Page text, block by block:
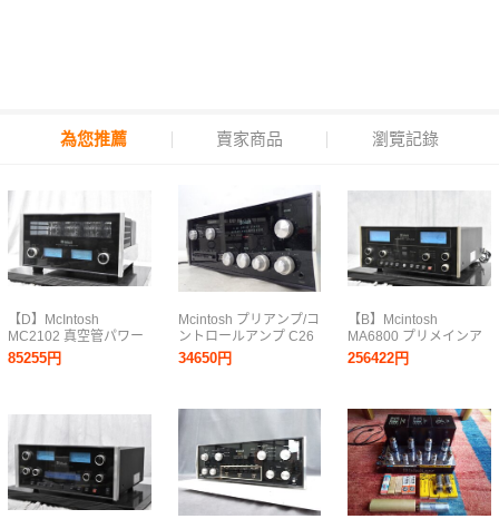
為您推薦 賣家商品 瀏覽記錄
【D】McIntosh
MC2102 真空管パワー
アンプ マッキントッシ
ュ 3264995【送料無
85255円
Mcintosh プリアンプ/コ
ントロールアンプ C26
マッキントッシュ ▽
7694E-1
34650円
【B】Mcintosh
MA6800 プリメインア
ンプ マッキントッシュ
3265408【送料無料!!】
256422円